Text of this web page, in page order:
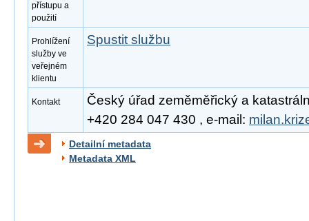
přístupu a
použití
Prohlížení
služby ve
veřejném
klientu
Spustit službu
Kontakt
Český úřad zeměměřický a
+420 284 047 430 , e-mail:
Detailní metadata
Metadata XML